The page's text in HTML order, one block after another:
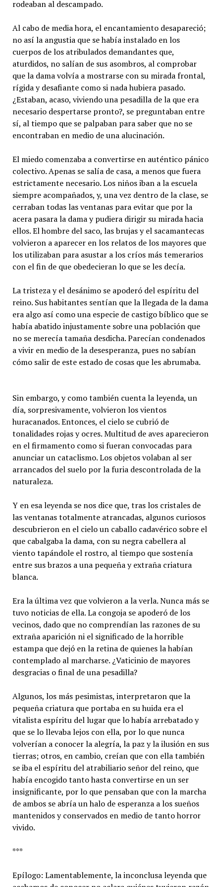
rodeaban al descampado.
Al cabo de media hora, el encantamiento desapareció;
no así la angustia que se había instalado en los
cuerpos de los atribulados demandantes que,
aturdidos, no salían de sus asombros, al comprobar
que la dama volvía a mostrarse con su mirada frontal,
rígida y desafiante como si nada hubiera pasado.
¿Estaban, acaso, viviendo una pesadilla de la que era
necesario despertarse pronto?, se preguntaban entre
sí, al tiempo que se palpaban para saber que no se
encontraban en medio de una alucinación.
El miedo comenzaba a convertirse en auténtico pánico
colectivo. Apenas se salía de casa, a menos que fuera
estrictamente necesario. Los niños iban a la escuela
siempre acompañados, y, una vez dentro de la clase, se
cerraban todas las ventanas para evitar que por la
acera pasara la dama y pudiera dirigir su mirada hacia
ellos. El hombre del saco, las brujas y el sacamantecas
volvieron a aparecer en los relatos de los mayores que
los utilizaban para asustar a los críos más temerarios
con el fin de que obedecieran lo que se les decía.
La tristeza y el desánimo se apoderó del espíritu del
reino. Sus habitantes sentían que la llegada de la dama
era algo así como una especie de castigo bíblico que se
había abatido injustamente sobre una población que
no se merecía tamaña desdicha. Parecían condenados
a vivir en medio de la desesperanza, pues no sabían
cómo salir de este estado de cosas que les abrumaba.
Sin embargo, y como también cuenta la leyenda, un
día, sorpresivamente, volvieron los vientos
huracanados. Entonces, el cielo se cubrió de
tonalidades rojas y ocres. Multitud de aves aparecieron
en el firmamento como si fueran convocadas para
anunciar un cataclismo. Los objetos volaban al ser
arrancados del suelo por la furia descontrolada de la
naturaleza.
Y en esa leyenda se nos dice que, tras los cristales de
las ventanas totalmente atrancadas, algunos curiosos
descubrieron en el cielo un caballo cadavérico sobre el
que cabalgaba la dama, con su negra cabellera al
viento tapándole el rostro, al tiempo que sostenía
entre sus brazos a una pequeña y extraña criatura
blanca.
Era la última vez que volvieron a la verla. Nunca más se
tuvo noticias de ella. La congoja se apoderó de los
vecinos, dado que no comprendían las razones de su
extraña aparición ni el significado de la horrible
estampa que dejó en la retina de quienes la habían
contemplado al marcharse. ¿Vaticinio de mayores
desgracias o final de una pesadilla?
Algunos, los más pesimistas, interpretaron que la
pequeña criatura que portaba en su huida era el
vitalista espíritu del lugar que lo había arrebatado y
que se lo llevaba lejos con ella, por lo que nunca
volverían a conocer la alegría, la paz y la ilusión en sus
tierras; otros, en cambio, creían que con ella también
se iba el espíritu del atrabiliario señor del reino, que
había encogido tanto hasta convertirse en un ser
insignificante, por lo que pensaban que con la marcha
de ambos se abría un halo de esperanza a los sueños
mantenidos y conservados en medio de tanto horror
vivido.
***
Epílogo: Lamentablemente, la inconclusa leyenda que